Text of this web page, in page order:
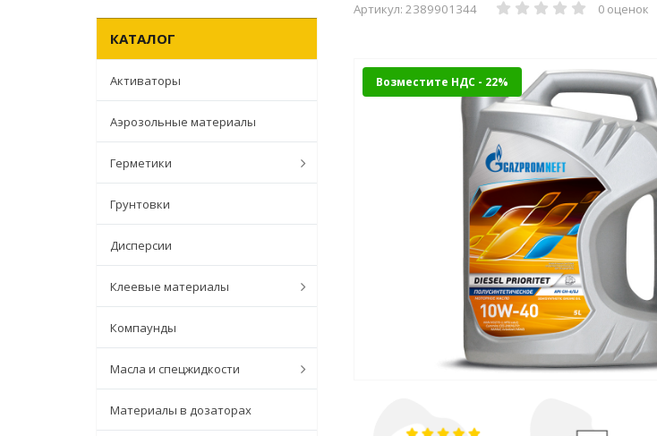
КАТАЛОГ
Активаторы
Аэрозольные материалы
Герметики
Грунтовки
Дисперсии
Клеевые материалы
Компаунды
Масла и спецжидкости
Материалы в дозаторах
Артикул: 2389901344 0 оценок
Возместите НДС - 22%